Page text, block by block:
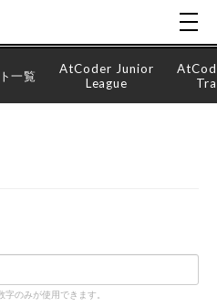
一覧
AtCoder Junior
League
のみが使用できます。